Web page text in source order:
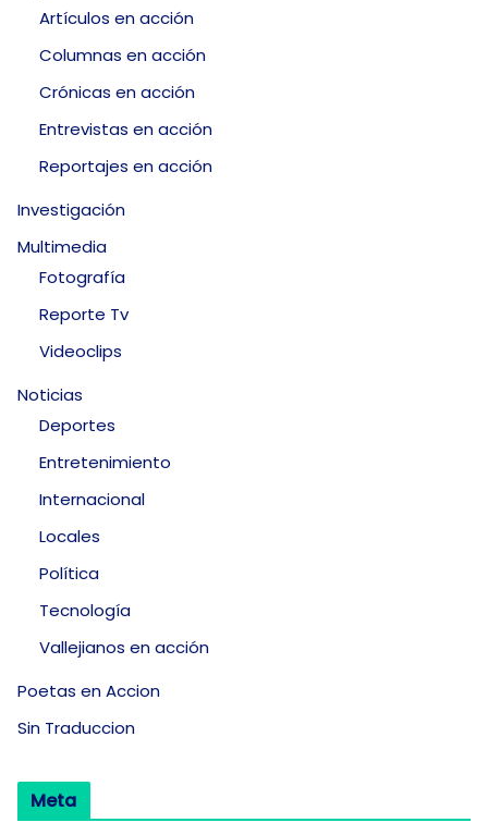
Artículos en acción
Columnas en acción
Crónicas en acción
Entrevistas en acción
Reportajes en acción
Investigación
Multimedia
Fotografía
Reporte Tv
Videoclips
Noticias
Deportes
Entretenimiento
Internacional
Locales
Política
Tecnología
Vallejianos en acción
Poetas en Accion
Sin Traduccion
Meta